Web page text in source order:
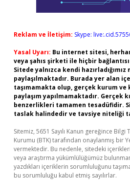
Reklam ve İletişim: Skype:
Yasal Uyarı: Bu internet sitesi,
veya şahıs şirketi ile hiçbir
Sitede yalnızca kendi
paylaşılmaktadır. Burada yer alan
taşımamakta olup, gerçek kurum ve
paylaşım yapılmamaktadır. Gerçek
benzerlikleri tamamen tesadüfidir.
taslak halindedir ve tavsiye niteliği
Sitemiz, 5651 Sayılı Kanun gereğince
Kurumu (BTK) tarafından onaylanmış bir
vermektedir. Bu nedenle, sitedeki
veya araştırma yükümlülüğümüz
yazdıkları içeriklerin sorumluluğunu
bu sorumluluğu kabul etmiş sayılırlar.